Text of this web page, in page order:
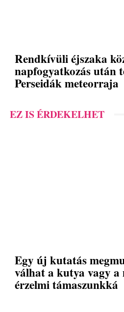
Rendkívüli éjszaka
napfogyatkozás után
Perseidák meteorraja
EZ IS ÉRDEKELHET
Egy új kutatás
válhat a kutya vagy a
érzelmi támaszunkká